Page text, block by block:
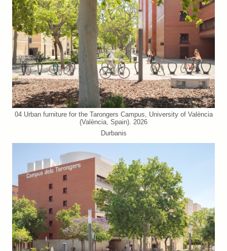
04 Urban furniture for the Tarongers Campus, University of València
(València, Spain). 2026
Durbanis